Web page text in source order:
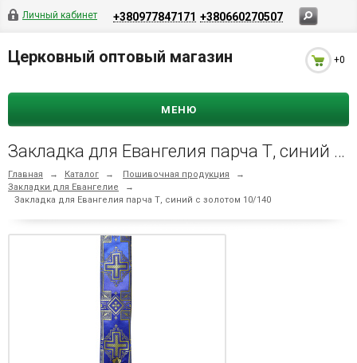
Личный кабинет +380977847171 +380660270507
Церковный оптовый магазин +0
МЕНЮ
Закладка для Евангелия парча Т, синий с золотом 10/140
Главная → Каталог → Пошивочная продукция
→
Закладки для Евангелие
→
Закладка для Евангелия парча Т, синий с золотом 10/140